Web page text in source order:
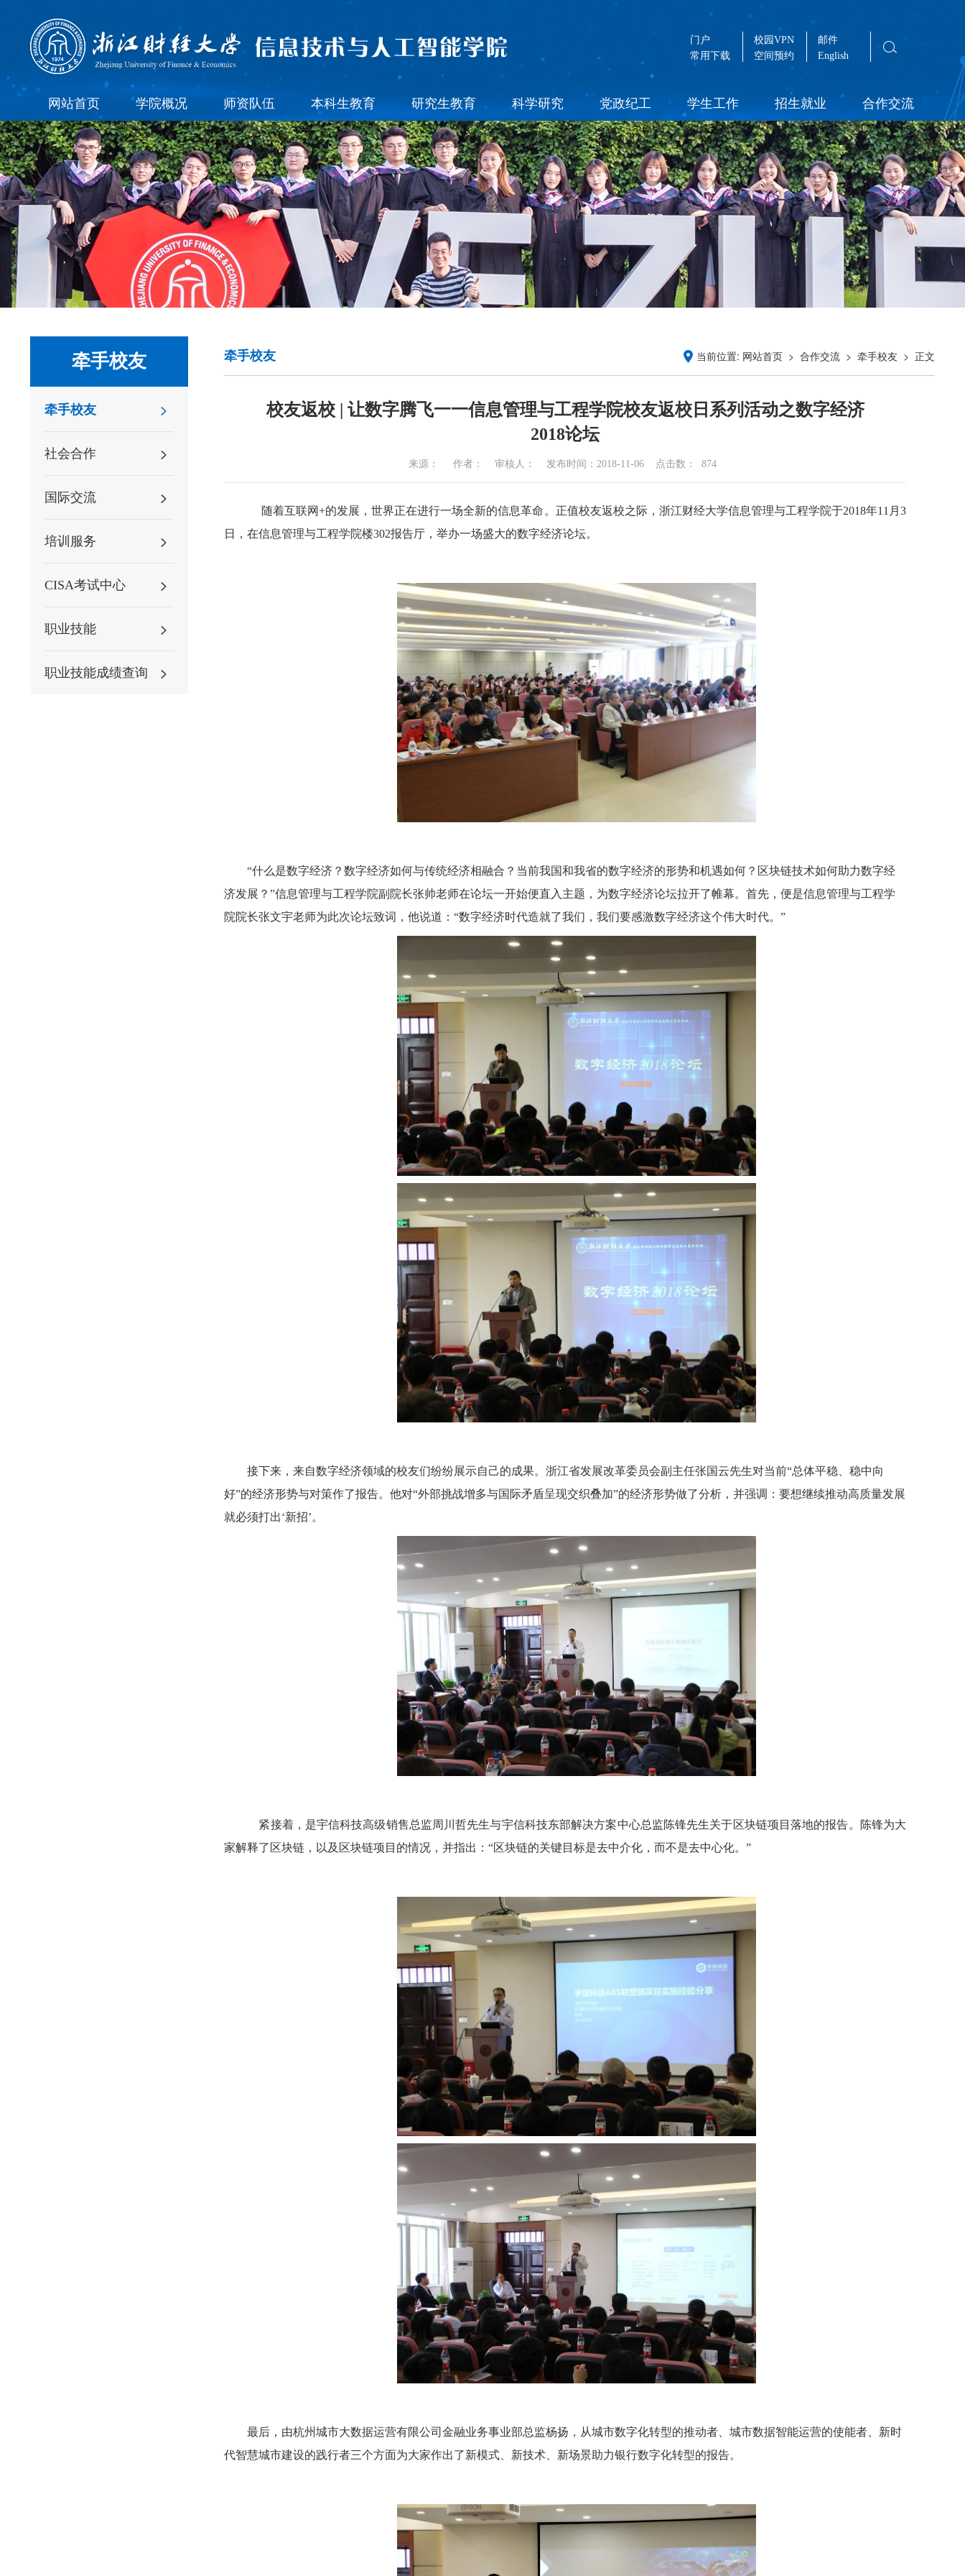
门户
常用下载
校园VPN
空间预约
邮件
English
网站首页 学院概况 师资队伍 本科生教育 研究生教育 科学研究 党政纪工 学生工作 招生就业 合作交流
牵手校友
牵手校友
社会合作
国际交流
培训服务
CISA考试中心
职业技能
职业技能成绩查询
牵手校友 当前位置: 网站首页 > 合作交流 > 牵手校友 > 正文
校友返校 | 让数字腾飞一一信息管理与工程学院校友返校日系列活动之数字经济
2018论坛
来源： 作者： 审核人： 发布时间：2018-11-06 点击数： 874
随着互联网+的发展，世界正在进行一场全新的信息革命。正值校友返校之际，浙江财经大学信息管理与工程学院于2018年11月3
日，在信息管理与工程学院楼302报告厅，举办一场盛大的数字经济论坛。
“什么是数字经济？数字经济如何与传统经济相融合？当前我国和我省的数字经济的形势和机遇如何？区块链技术如何助力数字经
济发展？ ”信息管理与工程学院副院长张帅老师在论坛一开始便直入主题，为数字经济论坛拉开了帷幕。首先，便是信息管理与工程学
院院长张文宇老师为此次论坛致词，他说道： “数字经济时代造就了我们，我们要感激数字经济这个伟大时代。”
接下来，来自数字经济领域的校友们纷纷展示自己的成果。浙江省发展改革委员会副主任张国云先生对当前“总体平稳、稳中向
好”的经济形势与对策作了报告。他对“外部挑战增多与国际矛盾呈现交织叠加”的经济形势做了分析，并强调：要想继续推动高质量发展
就必须打出‘新招’。
紧接着，是宇信科技高级销售总监周川哲先生与宇信科技东部解决方案中心总监陈锋先生关于区块链项目落地的报告。陈锋为大
家解释了区块链，以及区块链项目的情况，并指出： “区块链的关键目标是去中介化，而不是去中心化。”
最后，由杭州城市大数据运营有限公司金融业务事业部总监杨扬，从城市数字化转型的推动者、城市数据智能运营的使能者、新时
代智慧城市建设的践行者三个方面为大家作出了新模式、新技术、新场景助力银行数字化转型的报告。